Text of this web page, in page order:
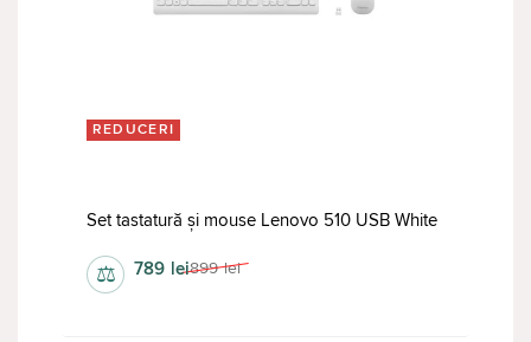
REDUCERI
Set tastatură și mouse Lenovo 510 USB White
899 lei
789 lei
⚖